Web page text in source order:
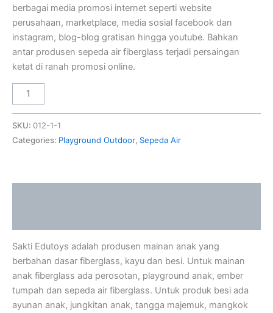
berbagai media promosi internet seperti website
perusahaan, marketplace, media sosial facebook dan
instagram, blog-blog gratisan hingga youtube. Bahkan
antar produsen sepeda air fiberglass terjadi persaingan
ketat di ranah promosi online.
SKU: 012-1-1
Categories: Playground Outdoor, Sepeda Air
Sakti Edutoys adalah produsen mainan anak yang
berbahan dasar fiberglass, kayu dan besi. Untuk mainan
anak fiberglass ada perosotan, playground anak, ember
tumpah dan sepeda air fiberglass. Untuk produk besi ada
ayunan anak, jungkitan anak, tangga majemuk, mangkok